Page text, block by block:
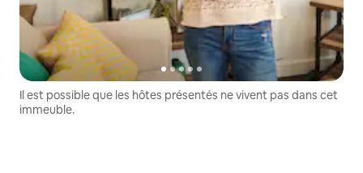
Il est possible que les hôtes présentés ne vivent pas dans cet
immeuble.